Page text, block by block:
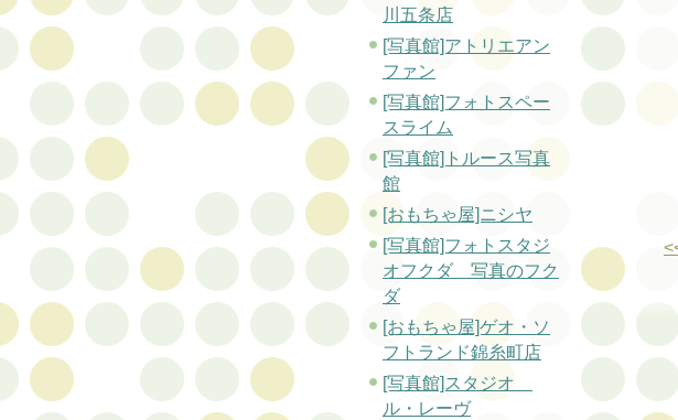
川五条店
[写真館]アトリエアン
ファン
[写真館]フォトスペー
スライム
[写真館]トルース写真
館
[おもちゃ屋]ニシヤ
[写真館]フォトスタジ
オフクダ 写真のフク
ダ
[おもちゃ屋]ゲオ・ソ
フトランド錦糸町店
[写真館]スタジオ
ル・レーヴ